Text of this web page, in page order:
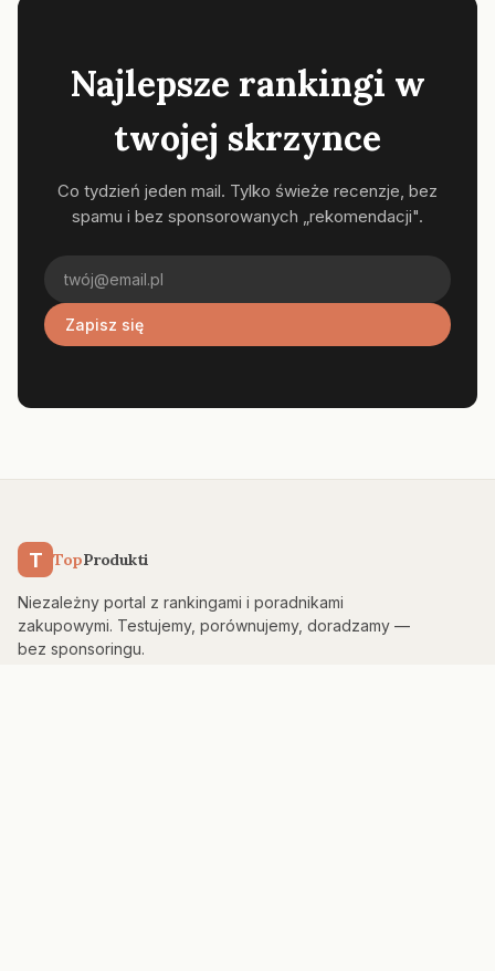
Najlepsze rankingi w
twojej skrzynce
Co tydzień jeden mail. Tylko świeże recenzje, bez
spamu i bez sponsorowanych „rekomendacji".
Zapisz się
T TopProdukti
Niezależny portal z rankingami i poradnikami
zakupowymi. Testujemy, porównujemy, doradzamy —
bez sponsoringu.